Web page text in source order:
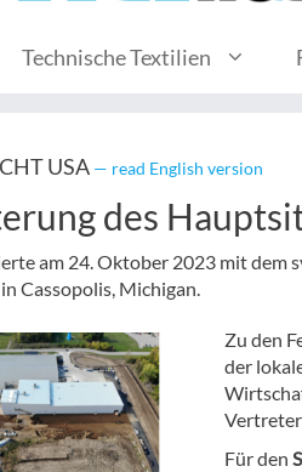
Technische Textilien
CHT USA — read English version
des
am 24. Oktober 2023 mit dem
Cassopolis, Michigan.
Zu den
der
Für den